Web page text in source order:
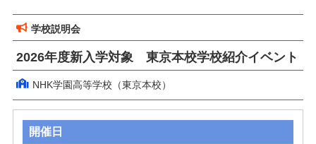
学校説明会
2026年度新入学対象 東京本校学校紹介イベント
NHK学園高等学校（東京本校）
開催日